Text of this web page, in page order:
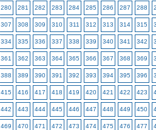
280 281 282 283 284 285 286 287 288
307 308 309 310 311 312 313 314 315
334 335 336 337 338 339 340 341 342
361 362 363 364 365 366 367 368 369
388 389 390 391 392 393 394 395 396
415 416 417 418 419 420 421 422 423
442 443 444 445 446 447 448 449 450
469 470 471 472 473 474 475 476 477